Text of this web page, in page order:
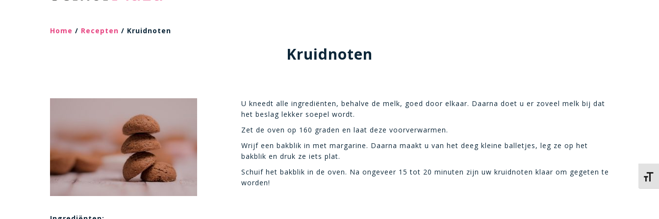
Home / Recepten / Kruidnoten
Kruidnoten
U kneedt alle ingrediënten, behalve de melk, goed door elkaar. Daarna doet u er zoveel melk bij dat
het beslag lekker soepel wordt.
Zet de oven op 160 graden en laat deze voorverwarmen.
Wrijf een bakblik in met margarine. Daarna maakt u van het deeg kleine balletjes, leg ze op het
bakblik en druk ze iets plat.
Schuif het bakblik in de oven. Na ongeveer 15 tot 20 minuten zijn uw kruidnoten klaar om gegeten te
worden!